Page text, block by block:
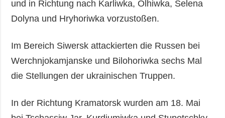
und in Richtung nach Karliwka, Olhiwka, Selena
Dolyna und Hryhoriwka vorzustoßen.
Im Bereich Siwersk attackierten die Russen bei
Werchnjokamjanske und Bilohoriwka sechs Mal
die Stellungen der ukrainischen Truppen.
In der Richtung Kramatorsk wurden am 18. Mai